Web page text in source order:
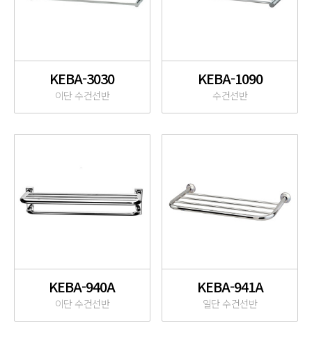
KEBA-3030
이단 수건선반
KEBA-1090
수건선반
KEBA-940A
이단 수건선반
KEBA-941A
일단 수건선반